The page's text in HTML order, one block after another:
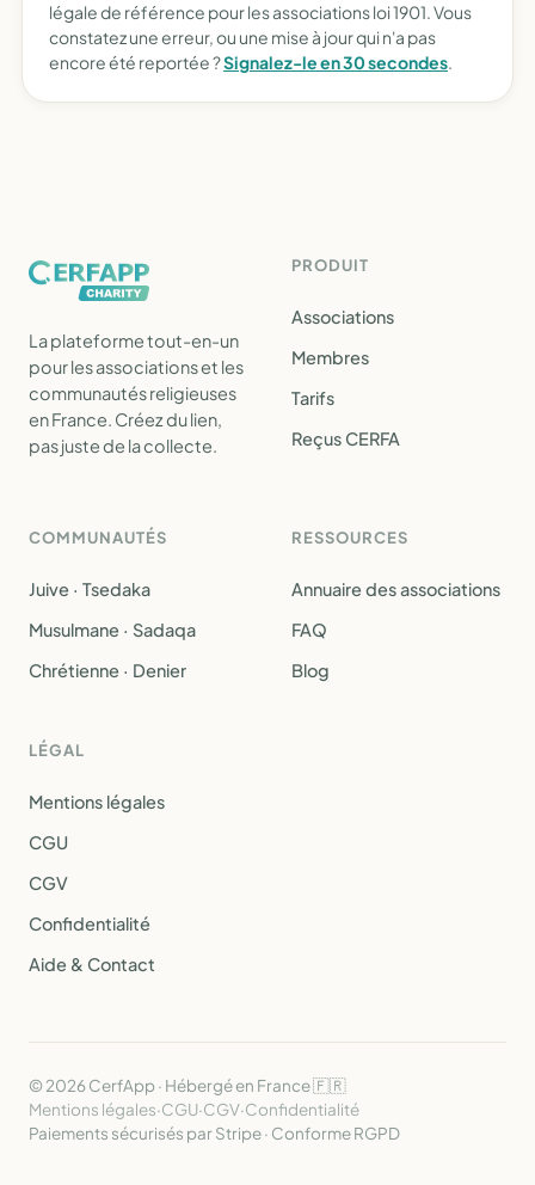
légale de référence pour les associations loi 1901. Vous
constatez une erreur, ou une mise à jour qui n'a pas
encore été reportée ?Signalez-le en 30 secondes.
La plateforme tout-en-un
pour les associations et les
communautés religieuses
en France. Créez du lien,
pas juste de la collecte.
PRODUIT
Associations
Membres
Tarifs
Reçus CERFA
COMMUNAUTÉS
Juive · Tsedaka
Musulmane · Sadaqa
Chrétienne · Denier
RESSOURCES
Annuaire des associations
FAQ
Blog
LÉGAL
Mentions légales
CGU
CGV
Confidentialité
Aide & Contact
© 2026 CerfApp · Hébergé en France 🇫🇷
Mentions légales·CGU·CGV·Confidentialité
Paiements sécurisés par Stripe · Conforme RGPD